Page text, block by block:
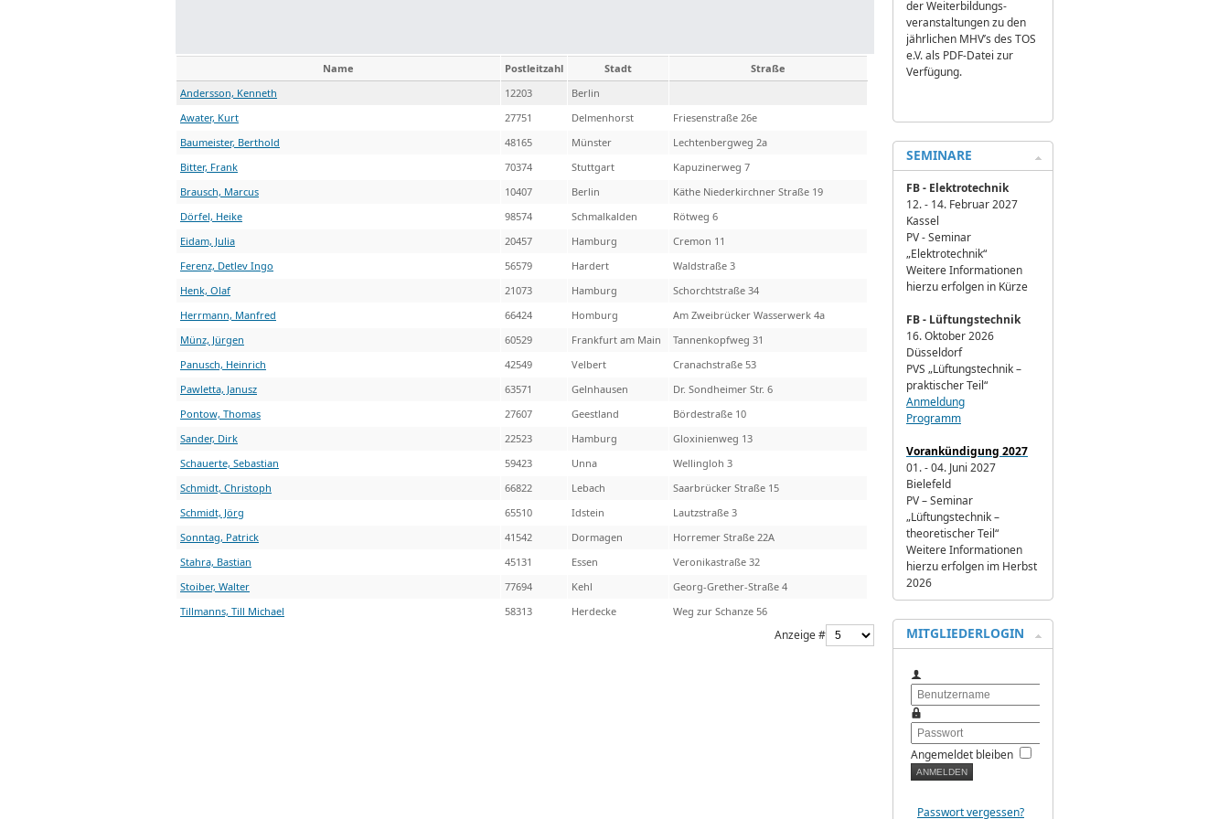
Name Postleitzahl Stadt
Straße
Andersson, Kenneth
12203
Berlin
Awater, Kurt
27751 Delmenhorst
Friesenstraße 26e
Baumeister, Berthold
48165 Münster
Lechtenbergweg 2a
Bitter, Frank
70374 Stuttgart
Kapuzinerweg 7
Brausch, Marcus
10407 Berlin
Käthe Niederkirchner Straße 19
Dörfel, Heike
98574 Schmalkalden
Rötweg 6
Eidam, Julia
20457 Hamburg
Cremon 11
Ferenz, Detlev Ingo
56579 Hardert
Waldstraße 3
Henk, Olaf
21073 Hamburg
Schorchtstraße 34
Herrmann, Manfred
66424 Homburg
Am Zweibrücker Wasserwerk 4a
Münz, Jürgen
60529 Frankfurt am Main
Tannenkopfweg 31
Panusch, Heinrich
42549 Velbert
Cranachstraße 53
Pawletta, Janusz
63571 Gelnhausen
Dr. Sondheimer Str. 6
Pontow, Thomas
27607 Geestland
Bördestraße 10
Sander, Dirk
22523 Hamburg
Gloxinienweg 13
Schauerte, Sebastian
59423 Unna
Wellingloh 3
Schmidt, Christoph
66822 Lebach
Saarbrücker Straße 15
Schmidt, Jörg
65510 Idstein
Lautzstraße 3
Sonntag, Patrick
41542 Dormagen
Horremer Straße 22A
Stahra, Bastian
45131 Essen
Veronikastraße 32
Stoiber, Walter
77694 Kehl
Georg-Grether-Straße 4
Tillmanns, Till Michael
58313 Herdecke Weg zur Schanze 56
Anzeige #
der Weiterbildungs­
veranstaltungen zu den
jährlichen MHV’s des TOS
e.V. als PDF-Datei zur
Verfügung.
SEMINARE
FB - Elektrotechnik
12. - 14. Februar 2027
Kassel
PV - Seminar
„Elektrotechnik“
Weitere Informationen
hierzu erfolgen in Kürze
FB - Lüftungstechnik
16. Oktober 2026
Düsseldorf
PVS „Lüftungstechnik –
praktischer Teil“
Anmeldung
Programm
Vorankündigung 2027
01. - 04. Juni 2027
Bielefeld
PV – Seminar
„Lüftungstechnik –
theoretischer Teil“
Weitere Informationen
hierzu erfolgen im Herbst
2026
MITGLIEDERLOGIN
Angemeldet bleiben
Passwort vergessen?